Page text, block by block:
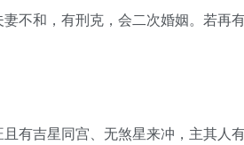
不和，有刑克，会二次婚姻。若再
有吉星同宫、无煞星来冲，主其人